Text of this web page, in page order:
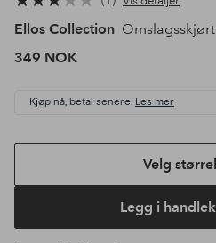
Ellos Collection
349 NOK
Kjøp nå, betal senere. Les mer
Velg
Legg i